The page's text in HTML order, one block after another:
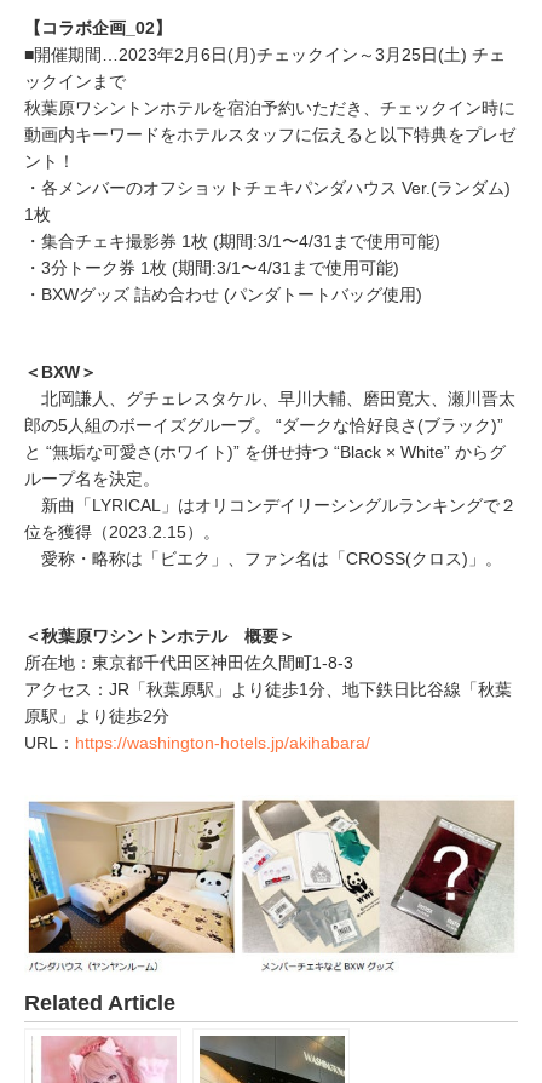
【コラボ企画_02】
■開催期間…2023年2月6日(月)チェックイン～3月25日(土) チェ
ックインまで
秋葉原ワシントンホテルを宿泊予約いただき、チェックイン時に
動画内キーワードをホテルスタッフに伝えると以下特典をプレゼ
ント！
・各メンバーのオフショットチェキパンダハウス Ver.(ランダム)
1枚
・集合チェキ撮影券 1枚 (期間:3/1〜4/31まで使用可能)
・3分トーク券 1枚 (期間:3/1〜4/31まで使用可能)
・BXWグッズ 詰め合わせ (パンダトートバッグ使用)
＜BXW＞
北岡謙人、グチェレスタケル、早川大輔、磨田寛大、瀬川晋太
郎の5人組のボーイズグループ。 “ダークな恰好良さ(ブラック)”
と “無垢な可愛さ(ホワイト)” を併せ持つ “Black × White” からグ
ループ名を決定。
新曲「LYRICAL」はオリコンデイリーシングルランキングで２
位を獲得（2023.2.15）。
愛称・略称は「ビエク」、ファン名は「CROSS(クロス)」。
＜秋葉原ワシントンホテル 概要＞
所在地：東京都千代田区神田佐久間町1-8-3
アクセス：JR「秋葉原駅」より徒歩1分、地下鉄日比谷線「秋葉
原駅」より徒歩2分
URL： https://washington-hotels.jp/akihabara/
Related Article